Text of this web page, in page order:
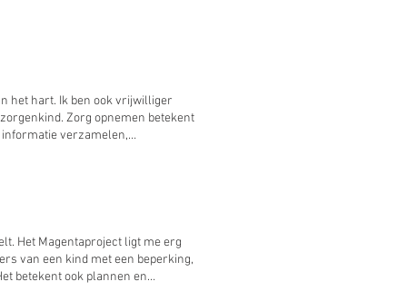
het hart. Ik ben ook vrijwilliger
Zorg opnemen betekent
verzamelen,
vrijwilligers (organisatie en
geldzaken, … Voor meer
Het Magentaproject ligt me erg
van een kind met een beperking,
betekent ook plannen en